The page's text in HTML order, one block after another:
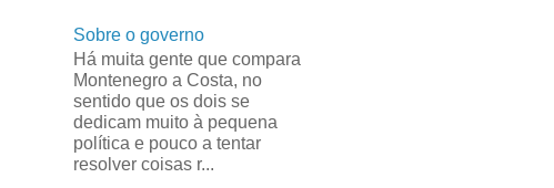
Sobre o governo
Há muita gente que compara
Montenegro a Costa, no
sentido que os dois se
dedicam muito à pequena
política e pouco a tentar
resolver coisas r...